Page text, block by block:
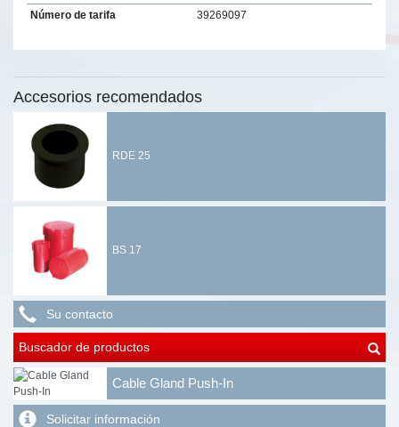
Número de tarifa
39269097
Accesorios recomendados
RDE 25
BS 17
Su contacto
Buscador de productos
Cable Gland Push-In
Solicitar información